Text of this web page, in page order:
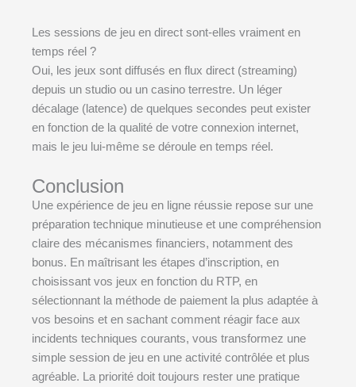
Les sessions de jeu en direct sont-elles vraiment en
temps réel ?
Oui, les jeux sont diffusés en flux direct (streaming)
depuis un studio ou un casino terrestre. Un léger
décalage (latence) de quelques secondes peut exister
en fonction de la qualité de votre connexion internet,
mais le jeu lui-même se déroule en temps réel.
Conclusion
Une expérience de jeu en ligne réussie repose sur une
préparation technique minutieuse et une compréhension
claire des mécanismes financiers, notamment des
bonus. En maîtrisant les étapes d’inscription, en
choisissant vos jeux en fonction du RTP, en
sélectionnant la méthode de paiement la plus adaptée à
vos besoins et en sachant comment réagir face aux
incidents techniques courants, vous transformez une
simple session de jeu en une activité contrôlée et plus
agréable. La priorité doit toujours rester une pratique